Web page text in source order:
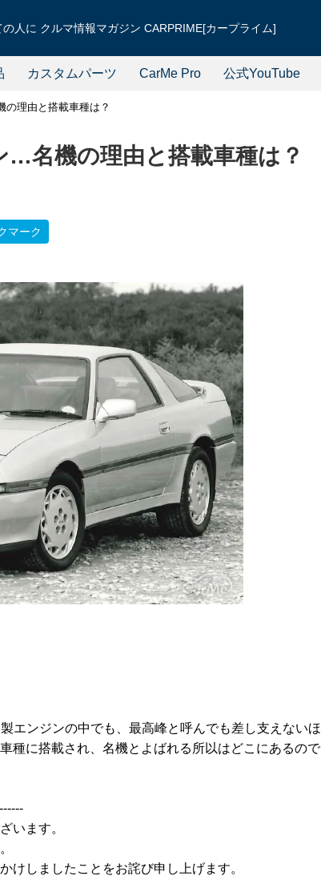
人に クルマ情報マガジン CARPRIME[カープライム]
カスタムパーツ CarMe Pro 公式YouTube
の理由と搭載車種は？
…名機の理由と搭載車種は？
マーク
エンジンの中でも、最高峰と呼んでも差し支えないほ
種に搭載され、名機とよばれる所以はどこにあるので
います。
けしましたことをお詫び申し上げます。